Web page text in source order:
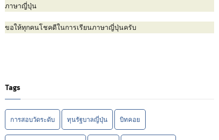
ภาษาญี่ปุ่น
ขอให้ทุกคนโชคดีในการเรียนภาษาญี่ปุ่นครับ
Tags
การสอบวัดระดับ ทุนรัฐบาลญี่ปุ่น บิทคอย